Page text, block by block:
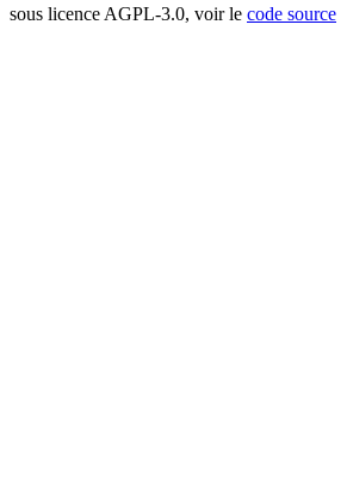
sous licence AGPL-3.0, voir le code source